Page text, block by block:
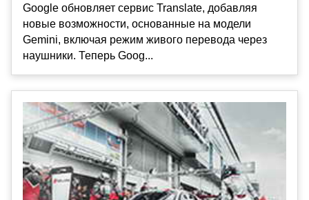
Google обновляет сервис Translate, добавляя
новые возможности, основанные на модели
Gemini, включая режим живого перевода через
наушники. Теперь Goog...